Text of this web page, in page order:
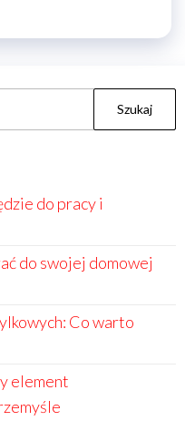
do pracy i
do swojej domowej
Co warto
element